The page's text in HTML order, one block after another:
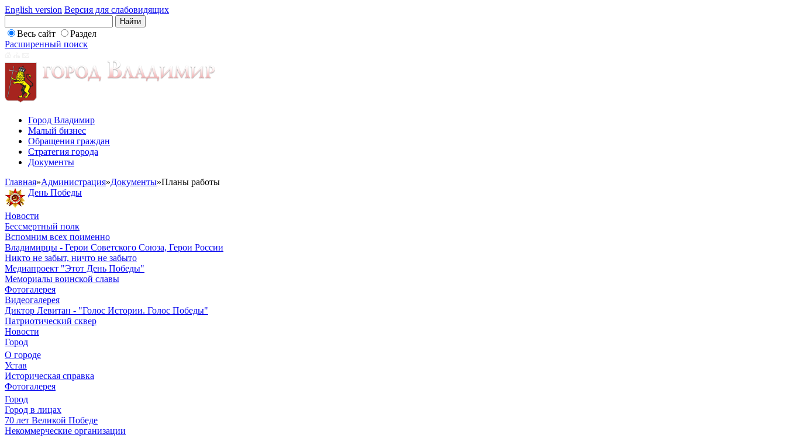
English version Версия для слабовидящих
Весь сайт
Раздел
Расширенный поиск
Город Владимир
Малый бизнес
Обращения граждан
Стратегия города
Документы
Главная»Администрация»Документы»Планы работы
День Победы
Новости
Бессмертный полк
Вспомним всех поименно
Владимирцы - Герои Советского Союза, Герои России
Никто не забыт, ничто не забыто
Медиапроект "Этот День Победы"
Мемориалы воинской славы
Фотогалерея
Видеогалерея
Диктор Левитан - "Голос Истории. Голос Победы"
Патриотический сквер
Новости
Город
О городе
Устав
Историческая справка
Фотогалерея
Город
Город в лицах
70 лет Великой Победе
Некоммерческие организации